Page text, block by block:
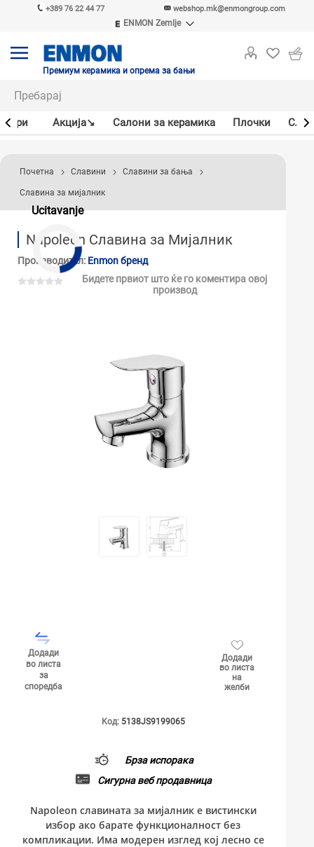
+389 76 22 44 77 webshop.mk@enmongroup.com
ENMON Zemlje
ENMON MKD
Премиум керамика и опрема за бањи
Акцијa↘ Салони за керамика Плочки
Ucitavanje
Почетна Славини Славини за бања
Славина за мијалник
Napoleon Славина за Mијалник
Производител: Enmon бренд
Бидете првиот што ќе го коментира овој
производ
Додади
во листа
за
споредба
Додади
во листа
на
желби
Код: 5138JS9199065
Брза испорака
Сигурна веб продавница
Napoleon славината за мијалник е вистински
избор ако барате функционалност без
компликации. Има модерен изглед кој лесно се